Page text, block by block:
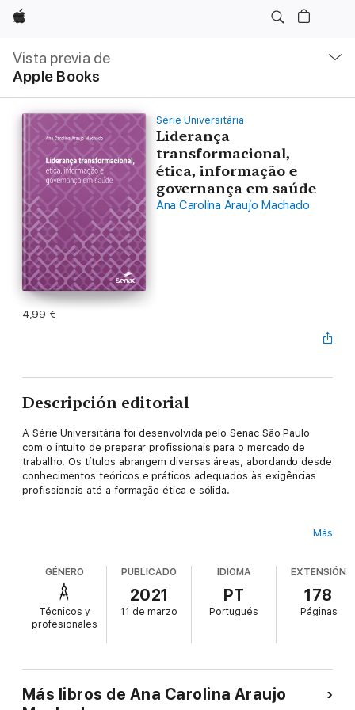
Apple
Vista previa de
Apple Books
local
Abrir
menú
Série Universitária
Liderança
transformacional,
ética, informação e
governança em saúde
Ana Carolina Araujo Machado
4,99 €
Descripción editorial
A Série Universitária foi desenvolvida pelo Senac São Paulo
com o intuito de preparar profissionais para o mercado de
trabalho. Os títulos abrangem diversas áreas, abordando desde
conhecimentos teóricos e práticos adequados às exigências
profissionais até a formação ética e sólida.
ampliado do líder na área da saúde, com exercício contínuo de
múltiplas competências necessárias em um cenário tão
competitivo, apresentando conceitos de governança e de
gestão, com abordagens em diferentes modelos de liderança,
para o alcance da melhor performance da equipe
multiprofissional. Entre os temas abordados, estão governança
e do planejamento estratégico direcionados para a busca de
serviços de excelência com entrega de assistência
Más
GÉNERO
Técnicos y
profesionales
PUBLICADO
2021
11 de marzo
IDIOMA
PT
Portugués
EXTENSIÓN
178
Páginas
Más libros de Ana Carolina Araujo